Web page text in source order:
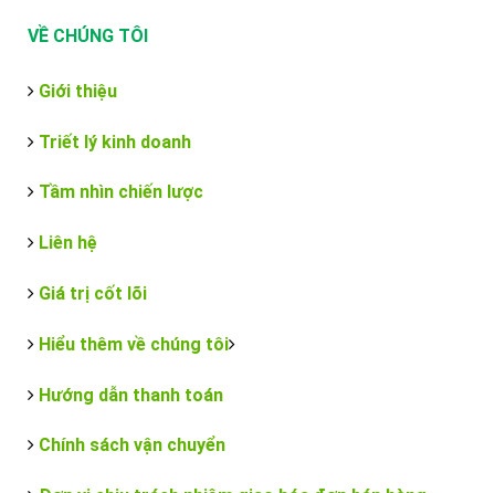
VỀ CHÚNG TÔI
Giới thiệu
Triết lý kinh doanh
Tầm nhìn chiến lược
Liên hệ
Giá trị cốt lõi
Hiểu thêm về chúng tôi
Hướng dẫn thanh toán
Chính sách vận chuyển